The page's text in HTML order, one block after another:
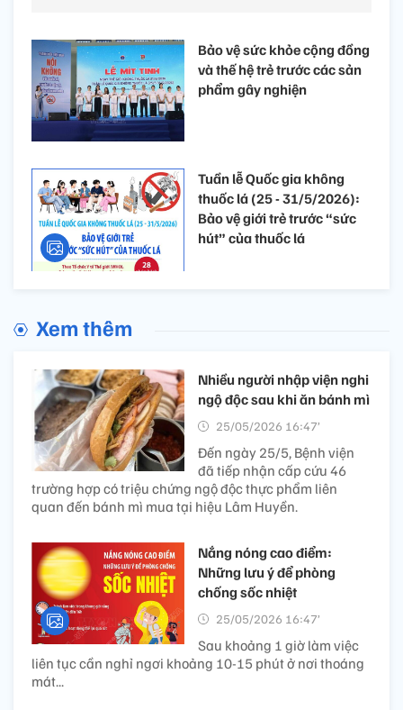
Bảo vệ sức khỏe cộng đồng
và thế hệ trẻ trước các sản
phẩm gây nghiện
Tuần lễ Quốc gia không
thuốc lá (25 - 31/5/2026):
Bảo vệ giới trẻ trước “sức
hút” của thuốc lá
Xem thêm
Nhiều người nhập viện nghi
ngộ độc sau khi ăn bánh mì
25/05/2026 16:47’
Đến ngày 25/5, Bệnh viện
đã tiếp nhận cấp cứu 46
trường hợp có triệu chứng ngộ độc thực phẩm liên
quan đến bánh mì mua tại hiệu Lâm Huyền.
Nắng nóng cao điểm:
Những lưu ý để phòng
chống sốc nhiệt
25/05/2026 16:47’
Sau khoảng 1 giờ làm việc
liên tục cần nghỉ ngơi khoảng 10-15 phút ở nơi thoáng
mát...